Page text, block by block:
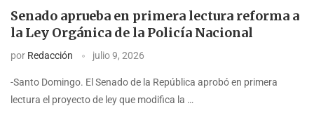
Senado aprueba en primera lectura reforma a
la Ley Orgánica de la Policía Nacional
por Redacción julio 9, 2026
-Santo Domingo. El Senado de la República aprobó en primera
lectura el proyecto de ley que modifica la …